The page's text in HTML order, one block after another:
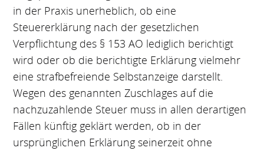
in der Praxis unerheblich, ob eine
Steuererklärung nach der gesetzlichen
Verpflichtung des § 153 AO lediglich berichtigt
wird oder ob die berichtigte Erklärung vielmehr
eine strafbefreiende Selbstanzeige darstellt.
Wegen des genannten Zuschlages auf die
nachzuzahlende Steuer muss in allen derartigen
Fällen künftig geklärt werden, ob in der
ursprünglichen Erklärung seinerzeit ohne